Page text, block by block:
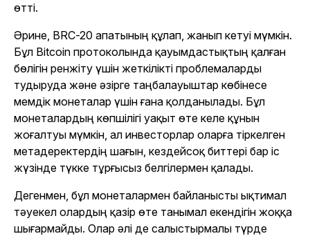
өтті.
Әрине, BRC-20 апатының құлап, жанып кетуі мүмкін.
Бұл Bitcoin протоколында қауымдастықтың қалған
бөлігін ренжіту үшін жеткілікті проблемаларды
тудыруда және әзірге таңбалауыштар көбінесе
мемдік монеталар үшін ғана қолданылады. Бұл
монеталардың көпшілігі уақыт өте келе құнын
жоғалтуы мүмкін, ал инвесторлар оларға тіркелген
метадеректердің шағын, кездейсоқ биттері бар іс
жүзінде түкке тұрғысыз белгілермен қалады.
Дегенмен, бұл монеталармен байланысты ықтимал
тәуекел олардың қазір өте танымал екендігін жоққа
шығармайды. Олар әлі де салыстырмалы түрде